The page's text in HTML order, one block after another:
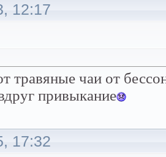
12:17
травяные чаи от
привыкание
17:32